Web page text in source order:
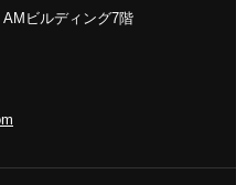
AMビルディング7階